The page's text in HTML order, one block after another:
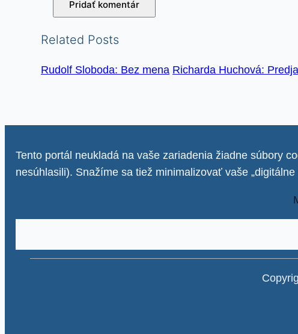
Related Posts
Rudolf Sloboda: Bez mena Richarda Huchová:
Tento portál neukladá na vaše zariadenia žiadne súbory
nesúhlasili). Snažíme sa tiež minimalizovať vaše